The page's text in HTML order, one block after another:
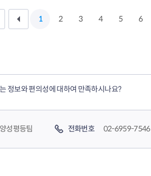
1 2 3 4 5 6
정보와 편의성에 대하여 만족하시나요?
성평등팀 전화번호 02-6959-7546